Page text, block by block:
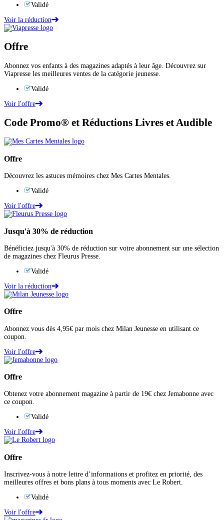
Validé
Voir la réduction
Offre
Abonnez vos enfants à des magazines adaptés à leur âge. Découvrez sur
Viapresse les meilleures ventes de la catégorie jeunesse.
Validé
Voir l'offre
Code Promo® et Réductions Livres et Audible
Offre
Découvrez les astuces mémoires chez Mes Cartes Mentales.
Validé
Voir l'offre
Jusqu'à 30% de réduction
Bénéficiez jusqu'à 30% de réduction sur votre abonnement sur une sélection
de magazines chez Fleurus Presse.
Validé
Voir la réduction
Offre
Abonnez vous dès 4,95€ par mois chez Milan Jeunesse en utilisant ce
coupon.
Voir l'offre
Offre
Obtenez votre abonnement magazine à partir de 19€ chez Jemabonne avec
ce coupon.
Validé
Voir l'offre
Offre
Inscrivez-vous à notre lettre d’informations et profitez en priorité, des
meilleures offres et bons plans à tous moments avec Le Robert.
Validé
Voir l'offre